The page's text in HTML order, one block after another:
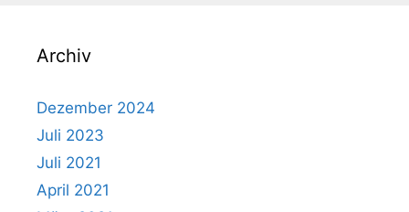
Archiv
Dezember 2024
Juli 2023
Juli 2021
April 2021